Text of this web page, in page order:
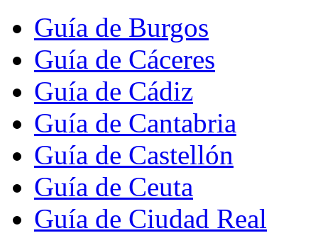
Guía de Burgos
Guía de Cáceres
Guía de Cádiz
Guía de Cantabria
Guía de Castellón
Guía de Ceuta
Guía de Ciudad Real